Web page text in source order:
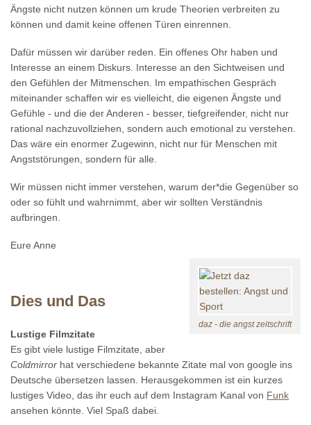
Ängste nicht nutzen können um krude Theorien verbreiten zu
können und damit keine offenen Türen einrennen.
Dafür müssen wir darüber reden. Ein offenes Ohr haben und
Interesse an einem Diskurs. Interesse an den Sichtweisen und
den Gefühlen der Mitmenschen. Im empathischen Gespräch
miteinander schaffen wir es vielleicht, die eigenen Ängste und
Gefühle - und die der Anderen - besser, tiefgreifender, nicht nur
rational nachzuvollziehen, sondern auch emotional zu verstehen.
Das wäre ein enormer Zugewinn, nicht nur für Menschen mit
Angststörungen, sondern für alle.
Wir müssen nicht immer verstehen, warum der*die Gegenüber so
oder so fühlt und wahrnimmt, aber wir sollten Verständnis
aufbringen.
Eure Anne
daz - die angst zeitschrift
Dies und Das
Lustige Filmzitate
Es gibt viele lustige Filmzitate, aber
Coldmirror hat verschiedene bekannte Zitate mal von google ins
Deutsche übersetzen lassen. Herausgekommen ist ein kurzes
lustiges Video, das ihr euch auf dem Instagram Kanal von Funk
ansehen könnte. Viel Spaß dabei.